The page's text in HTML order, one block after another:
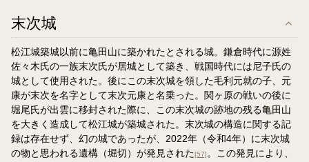
末次城
松江城築城以前に亀田山に築かれたとされる城。鎌倉時代に源姓
佐々木氏の一族末次氏が居城として築き、戦国時代には尼子氏の
城として使用された。後にこの末次城を領した毛利元就の子、元
康が末次を名字として末次元康と名乗った。関ヶ原の戦いの後に
堀尾氏が出雲に移封された際に、この末次城の跡地の残る亀田山
を大きく造成して松江城が築城された。末次城の構造に関する記
録は存在せず、幻の城であったが、2022年（令和4年）に末次城
の物と思われる遺構（堀切）が発見された[57] 。この発見により、